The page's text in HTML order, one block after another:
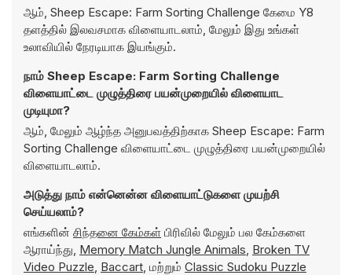
ஆம், Sheep Escape: Farm Sorting Challenge கேமை Y8
தளத்தில் இலவசமாக விளையாடலாம், மேலும் இது உங்கள்
உலாவியில் நேரடியாக இயங்கும்.
நாம் Sheep Escape: Farm Sorting Challenge
விளையாட்டை முழுத்திரை பயன்முறையில் விளையாட
முடியுமா?
ஆம், மேலும் ஆழ்ந்த அனுபவத்திற்காக Sheep Escape: Farm
Sorting Challenge விளையாட்டை முழுத்திரை பயன்முறையில்
விளையாடலாம்.
அடுத்து நாம் என்னென்ன விளையாட்டுகளை முயற்சி
செய்யலாம்?
எங்களின் சிந்தனை கேம்கள் பிரிவில் மேலும் பல கேம்களை
ஆராய்ந்து, Memory Match Jungle Animals, Broken TV
Video Puzzle, Baccart, மற்றும் Classic Sudoku Puzzle